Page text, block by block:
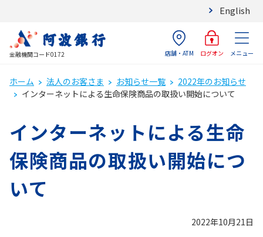
English
金融機関コード0172 店舗・ATM ログオン メニュー
ホーム 法人のお客さま お知らせ一覧
2022年のお知らせ
インターネットによる生命保険商品の取扱い開始について
インターネットによる生命
保険商品の取扱い開始につ
いて
2022年10月21日